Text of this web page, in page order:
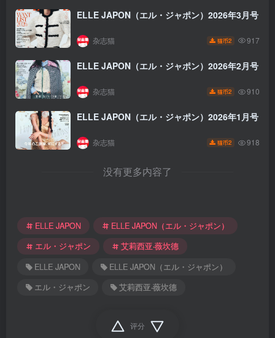
ELLE JAPON（エル・ジャポン）2026年3月号
杂志猫 猫币2 917
ELLE JAPON（エル・ジャポン）2026年2月号
杂志猫 猫币2 910
ELLE JAPON（エル・ジャポン）2026年1月号
杂志猫 猫币2 918
没有更多内容了
ELLE JAPON
ELLE JAPON（エル・ジャポン）
エル・ジャポン
艾莉西亚‧薇坎德
ELLE JAPON
ELLE JAPON（エル・ジャポン）
エル・ジャポン
艾莉西亚‧薇坎德
评分